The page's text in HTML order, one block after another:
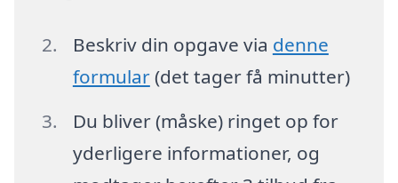
Beskriv din opgave via denne
formular(det tager få minutter)
Du bliver (måske) ringet op for
yderligere informationer, og